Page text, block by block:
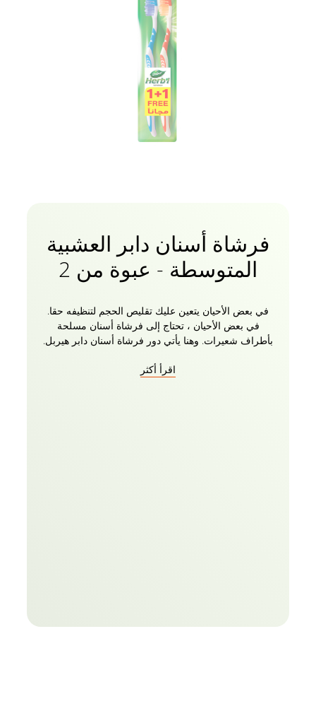
فرشاة أسنان دابر العشبية
المتوسطة - عبوة من 2
في بعض الأحيان يتعين عليك تقليص الحجم لتنظيفه حقا.
في بعض الأحيان ، تحتاج إلى فرشاة أسنان مسلحة
بأطراف شعيرات. وهنا يأتي دور فرشاة أسنان دابر هيربل.
البلاك. تنظف الشعيرات بعمق بين أسنانك وعلى طول خط
اقرأ أكثر